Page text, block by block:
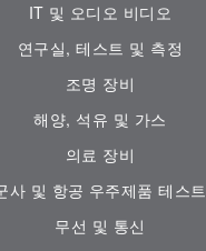
IT 및 오디오 비디오
연구실, 테스트 및 측정
조명 장비
해양, 석유 및 가스
의료 장비
사 및 항공 우주제품 테스트
무선 및 통신